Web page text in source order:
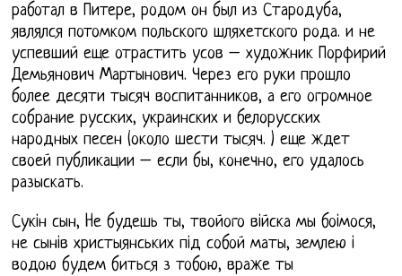
работал в Питере, родом он был из Стародуба,
являлся потомком польского шляхетского рода. и не
успевший еще отрастить усов – художник Порфирий
Демьянович Мартынович. Через его руки прошло
более десяти тысяч воспитанников, а его огромное
собрание русских, украинских и белорусских
народных песен (около шести тысяч. ) еще ждет
своей публикации – если бы, конечно, его удалось
разыскать.
Сукiн сын, Hе будешь ты, твойого вiйска мы боiмося,
не сынiв христыянських пiд собой маты, землею i
водою будем биться з тобою, враже ты